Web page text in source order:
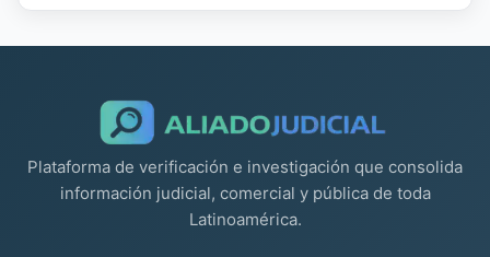
Plataforma de verificación e investigación que consolida
información judicial, comercial y pública de toda
Latinoamérica.